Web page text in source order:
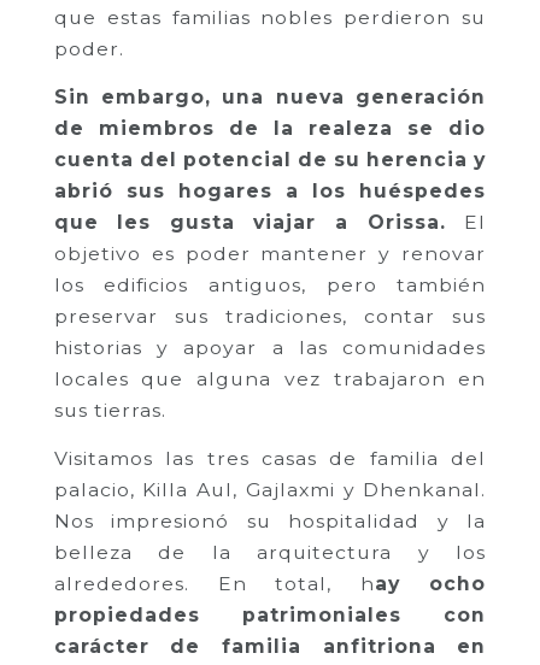
que estas familias nobles perdieron su
poder.
Sin embargo, una nueva generación
de miembros de la realeza se dio
cuenta del potencial de su herencia y
abrió sus hogares a los huéspedes
que les gusta viajar a Orissa. El
objetivo es poder mantener y renovar
los edificios antiguos, pero también
preservar sus tradiciones, contar sus
historias y apoyar a las comunidades
locales que alguna vez trabajaron en
sus tierras.
Visitamos las tres casas de familia del
palacio, Killa Aul, Gajlaxmi y Dhenkanal.
Nos impresionó su hospitalidad y la
belleza de la arquitectura y los
alrededores. En total, hay ocho
propiedades patrimoniales con
carácter de familia anfitriona en